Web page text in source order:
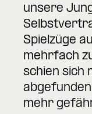
unsere
Spielzüge
mehrfach
schien sich
mehr